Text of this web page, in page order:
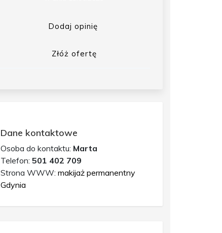
Dodaj opinię
Złóż ofertę
Dane kontaktowe
Osoba do kontaktu: Marta
Telefon: 501 402 709
Strona WWW: makijaż permanentny
Gdynia